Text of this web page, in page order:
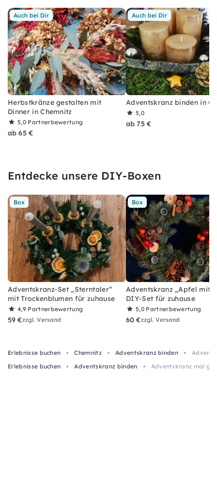
Auch bei Dir
Herbstkränze gestalten mit
Dinner in Chemnitz
5,0 Partnerbewertung
ab 65 €
Auch bei Dir
Adventskranz binden in
5,0
ab 75 €
Entdecke unsere DIY-Boxen
Box
Adventskranz-Set „Sterntaler“
mit Trockenblumen für zuhause
4,9 Partnerbewertung
59 €zzgl. Versand
Box
Adventskranz „Apfel mit
DIY-Set für zuhause
5,0 Partnerbewertung
60 €zzgl. Versand
Erlebnisse buchen Chemnitz Adventskranz binden
Erlebnisse buchen
Adventskranz binden Adventskranz mal